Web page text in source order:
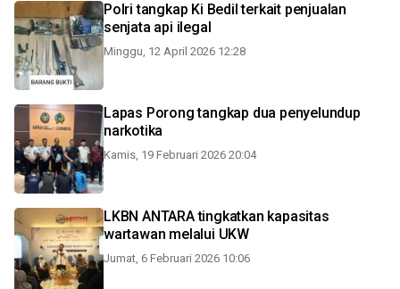
Polri tangkap Ki Bedil terkait penjualan
senjata api ilegal
Minggu, 12 April 2026 12:28
Lapas Porong tangkap dua penyelundup
narkotika
Kamis, 19 Februari 2026 20:04
LKBN ANTARA tingkatkan kapasitas
wartawan melalui UKW
Jumat, 6 Februari 2026 10:06